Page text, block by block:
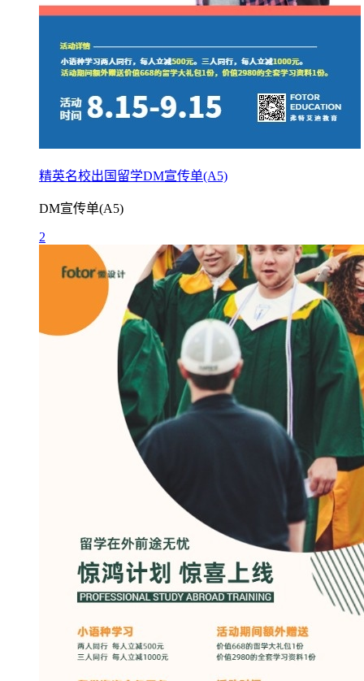
精英名校出国留学DM宣传单(A5)
DM宣传单(A5)
2